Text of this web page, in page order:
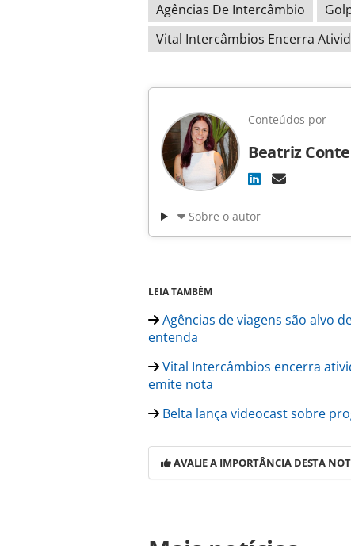
Agências De Intercâmbio
Vital Intercâmbios Encerra
Conteúdos por
Beatriz
Sobre o autor
LEIA TAMBÉM
Agências de viagens são alvo
entenda
Vital Intercâmbios encerra
emite nota
Belta lança videocast sobre
AVALIE A IMPORTÂNCIA DESTA